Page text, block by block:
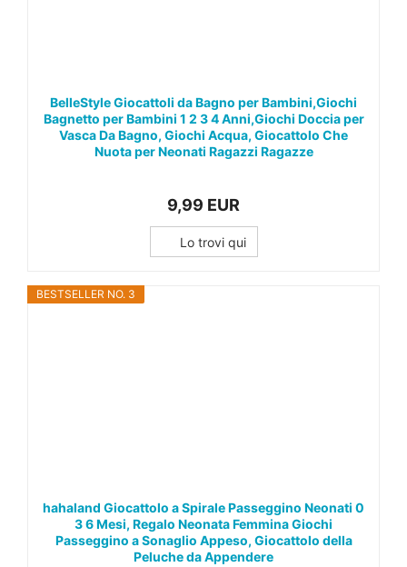
BelleStyle Giocattoli da Bagno per Bambini,Giochi
Bagnetto per Bambini 1 2 3 4 Anni,Giochi Doccia per
Vasca Da Bagno, Giochi Acqua, Giocattolo Che
Nuota per Neonati Ragazzi Ragazze
9,99 EUR
Lo trovi qui
BESTSELLER NO. 3
hahaland Giocattolo a Spirale Passeggino Neonati 0
3 6 Mesi, Regalo Neonata Femmina Giochi
Passeggino a Sonaglio Appeso, Giocattolo della
Peluche da Appendere